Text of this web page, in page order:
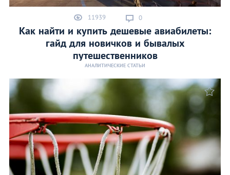
11939 0
Как найти и купить дешевые авиабилеты:
гайд для новичков и бывалых
путешественников
АНАЛИТИЧЕСКИЕ СТАТЬИ